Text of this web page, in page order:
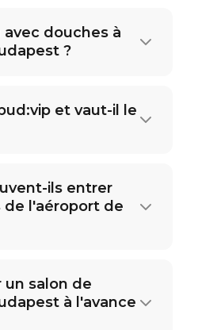
avec douches à
?
et vaut-il le
ils entrer
de l'aéroport de
un salon de
à l'avance